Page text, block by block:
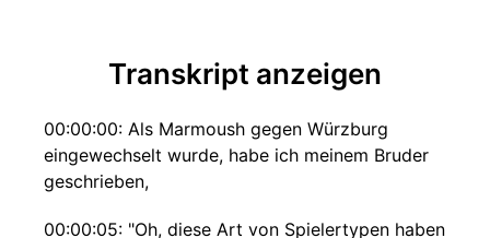
Transkript anzeigen
00:00:00: Als Marmoush gegen Würzburg
eingewechselt wurde, habe ich meinem Bruder
geschrieben,
00:00:05: "Oh, diese Art von Spielertypen haben